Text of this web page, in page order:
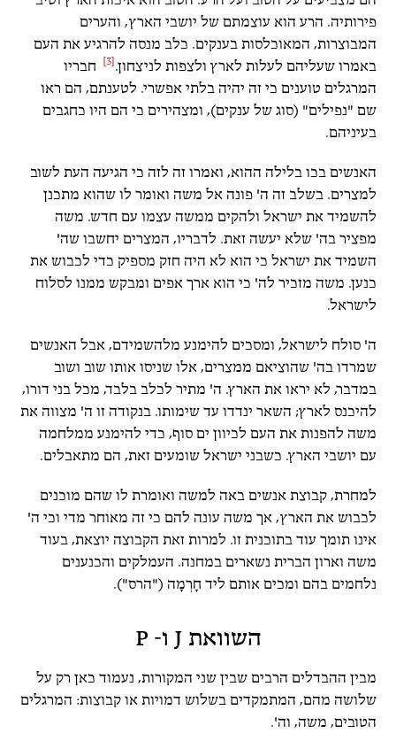
פירותיה. הרע הוא עוצמתם של יושבי הארץ, והערים
המבוצרות, המאוכלסות בענקים. כלב מנסה להרגיע את העם
באמרו שעליהם לעלות לארץ ולצפות לניצחון. [3]
חבריו
המרגלים טוענים כי זה יהיה בלתי אפשרי. לטענתם, הם ראו
שם "נפילים" (סוג של ענקים), ומצהירים כי הם היו כחגבים
בעיניהם.
האנשים בכו בלילה ההוא, ואמרו זה לזה כי הגיעה העת לשוב
למצרים. בשלב זה ה' פונה אל משה ואומר לו שהוא מתכנן
להשמיד את ישראל ולהקים ממשה עצמו עם חדש. משה
מפציר בה' שלא יעשה זאת. לדבריו, המצרים יחשבו שה'
השמיד את ישראל כי הוא לא היה חזק מספיק כדי לכבוש את
כנען. משה מזכיר לה' כי הוא ארך אפים ומבקש ממנו לסלוח
לישראל.
ה' סולח לישראל, ומסכים להימנע מלהשמידם, אבל האנשים
שמרדו בה' שהוציאם ממצרים, אלו שניסו אותו שוב ושוב
במדבר, לא יראו את הארץ. ה' מתיר לכלב בלבד, מכל בני דורו,
להיכנס לארץ; השאר ינדדו עד שימותו. בנקודה זו ה' מצווה את
משה להפנות את העם לכיוון ים סוף, כדי להימנע ממלחמה
עם יושבי הארץ. כשבני ישראל שומעים זאת, הם מתאבלים.
למחרת, קבוצת אנשים באה למשה ואומרת לו שהם מוכנים
לכבוש את הארץ, אך משה עונה להם כי זה מאוחר מדי וכי ה'
אינו תומך עוד בתוכנית זו. למרות זאת הקבוצה יוצאת, בעוד
משה וארון הברית נשארים במחנה. העמלקים והכנענים
נלחמים בהם ומכים אותם ליד חָרְמָה ("הרס").
השוואת J ו- P
מבין ההבדלים הרבים שבין שני המקורות, נעמוד כאן רק על
שלושה מהם, המתמקדים בשלוש דמויות או קבוצות: המרגלים
הטובים, משה, וה'.